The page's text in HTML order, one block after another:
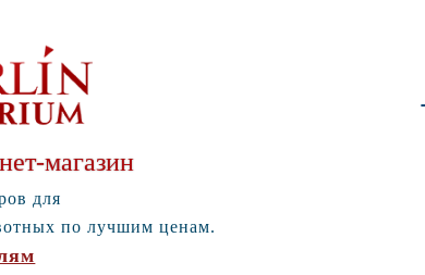
магазин
для
по лучшим ценам.